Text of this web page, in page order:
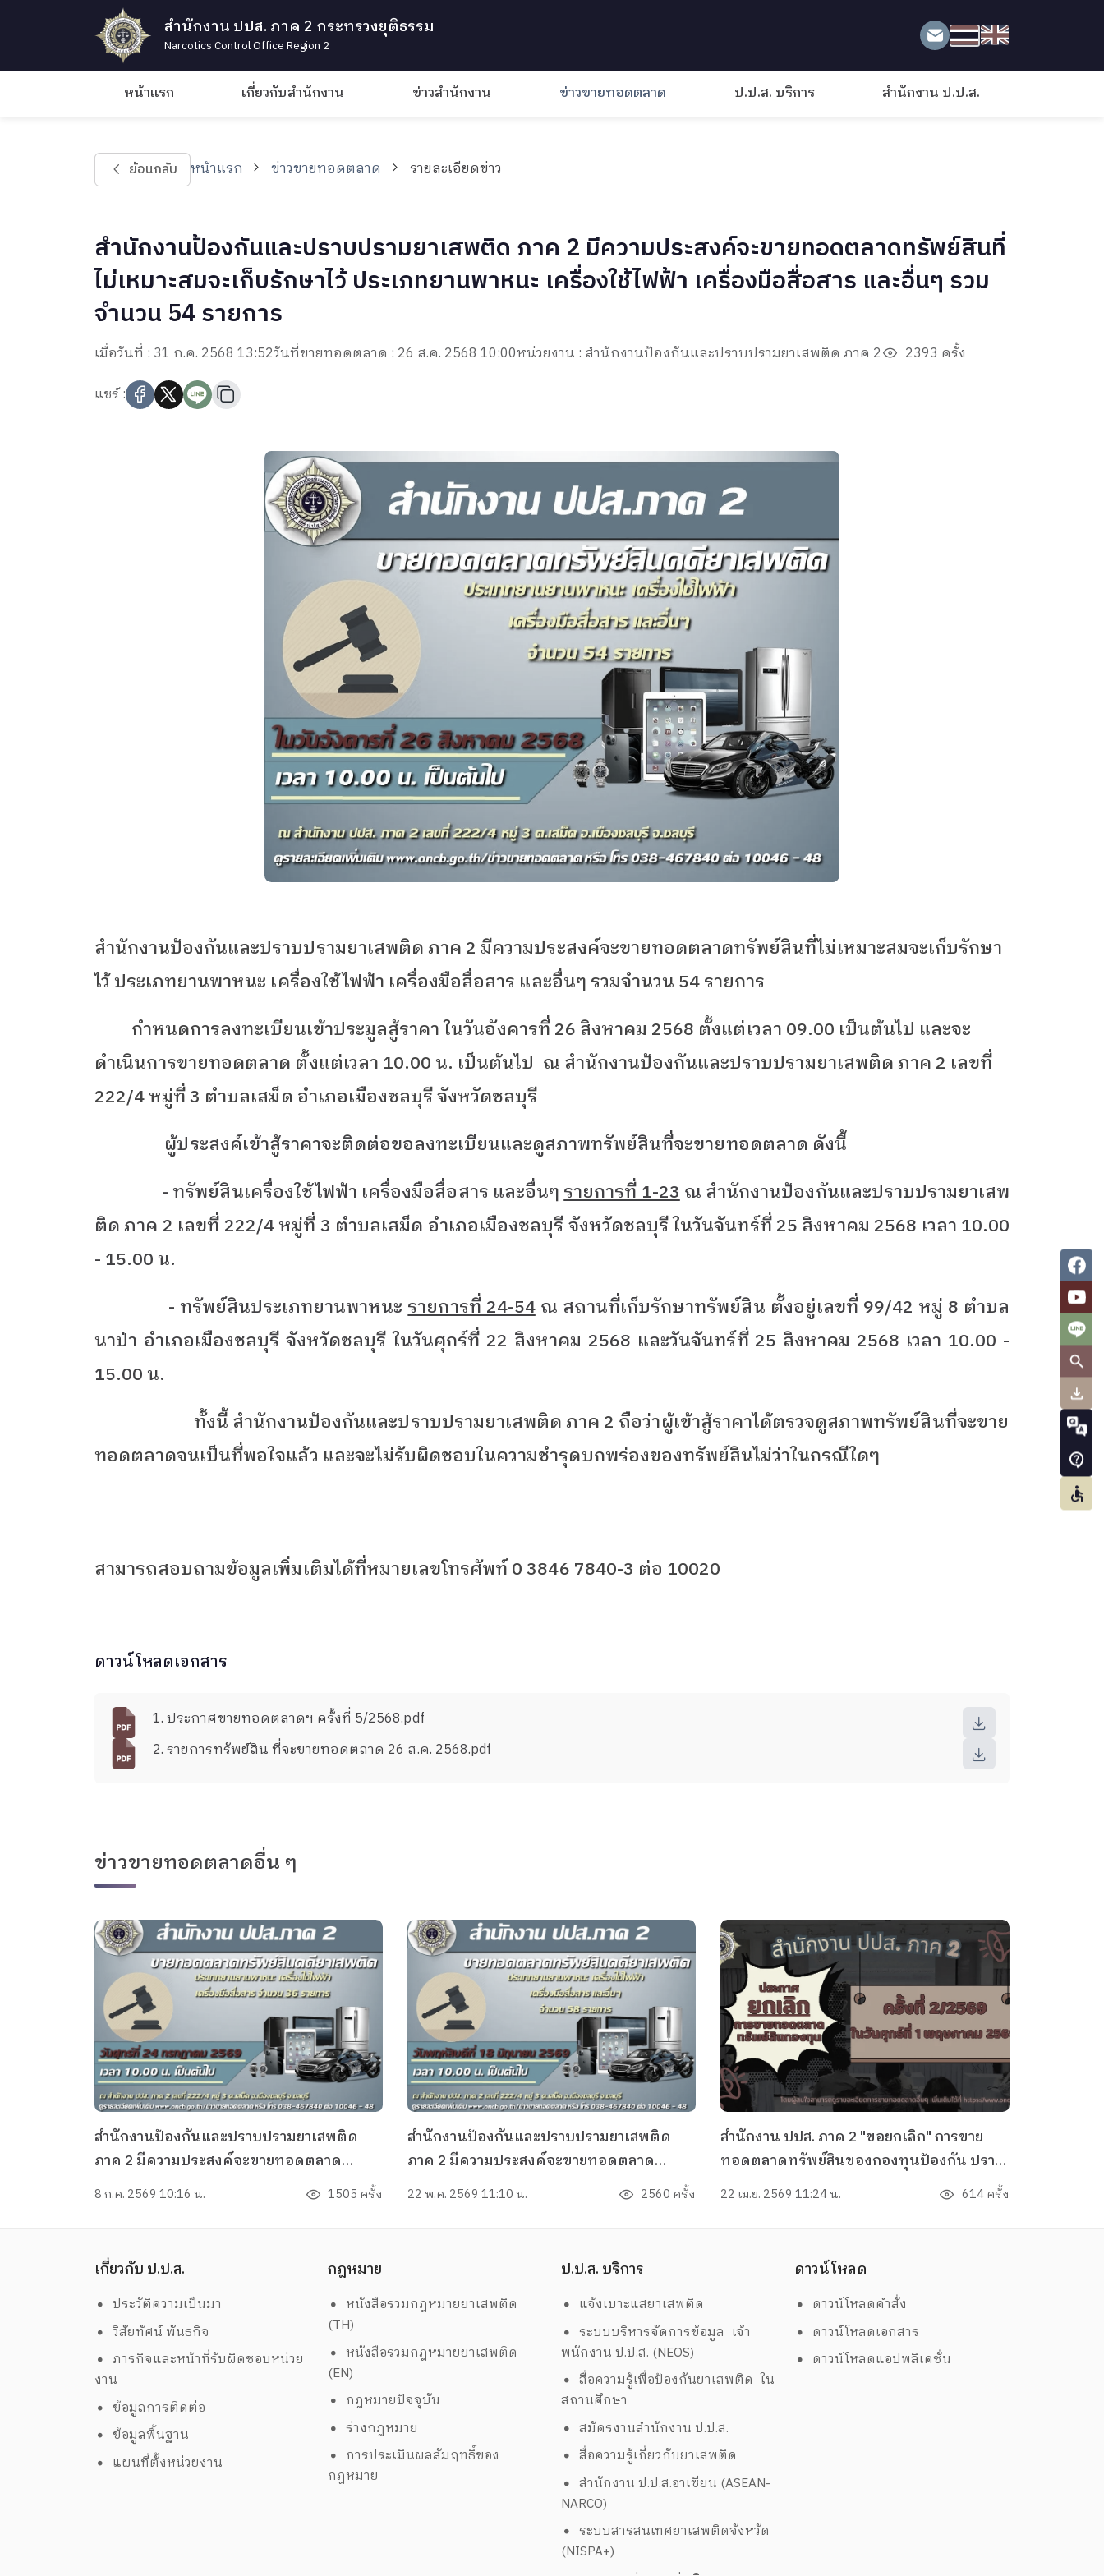
สำนักงาน ปปส. ภาค 2 กระทรวงยุติธรรม
Narcotics Control Office Region 2
หน้าแรก เกี่ยวกับสำนักงาน ข่าวสำนักงาน ข่าวขายทอดตลาด ป.ป.ส. บริการ สำนักงาน ป.ป.ส.
ย้อนกลับ หน้าแรก ข่าวขายทอดตลาด รายละเอียดข่าว
สำนักงานป้องกันและปราบปรามยาเสพติด ภาค 2 มีความประสงค์จะขายทอดตลาดทรัพย์สินที่
ไม่เหมาะสมจะเก็บรักษาไว้ ประเภทยานพาหนะ เครื่องใช้ไฟฟ้า เครื่องมือสื่อสาร และอื่นๆ รวม
จำนวน 54 รายการ
เมื่อวันที่ : 31 ก.ค. 2568 13:52วันที่ขายทอดตลาด : 26 ส.ค. 2568 10:00หน่วยงาน : สำนักงานป้องกันและปราบปรามยาเสพติด ภาค 2
2393 ครั้ง
แชร์ :
สำนักงานป้องกันและปราบปรามยาเสพติด ภาค 2มีความประสงค์จะขายทอดตลาดทรัพย์สินที่ไม่เหมาะสมจะเก็บรักษา
ไว้ ประเภทยานพาหนะ เครื่องใช้ไฟฟ้า เครื่องมือสื่อสาร และอื่นๆ รวมจำนวน 54รายการ
กำหนดการลงทะเบียนเข้าประมูลสู้ราคา ในวันอังคารที่ 26 สิงหาคม 2568 ตั้งแต่เวลา 09.00 เป็นต้นไป และจะ
ดำเนินการขายทอดตลาด ตั้งแต่เวลา 10.00 น. เป็นต้นไป ณ สำนักงานป้องกันและปราบปรามยาเสพติด ภาค 2 เลขที่
222/4หมู่ที่3 ตำบลเสม็ด อำเภอเมืองชลบุรี จังหวัดชลบุรี
ผู้ประสงค์เข้าสู้ราคาจะติดต่อขอลงทะเบียนและดูสภาพทรัพย์สินที่จะขายทอดตลาด ดังนี้
- ทรัพย์สินเครื่องใช้ไฟฟ้า เครื่องมือสื่อสาร และอื่นๆรายการที่ 1-23ณ สำนักงานป้องกันและปราบปรามยาเสพ
ติด ภาค 2 เลขที่ 222/4 หมู่ที่ 3 ตำบลเสม็ด อำเภอเมืองชลบุรี จังหวัดชลบุรี ในวันจันทร์ที่ 25 สิงหาคม 2568 เวลา 10.00
- 15.00 น.
- ทรัพย์สินประเภทยานพาหนะรายการที่ 24-54ณ สถานที่เก็บรักษาทรัพย์สิน ตั้งอยู่เลขที่ 99/42 หมู่ 8 ตำบล
นาป่า อำเภอเมืองชลบุรี จังหวัดชลบุรี ในวันศุกร์ที่ 22 สิงหาคม 2568 และวันจันทร์ที่ 25 สิงหาคม 2568 เวลา 10.00 -
15.00 น.
ทั้งนี้ สำนักงานป้องกันและปราบปรามยาเสพติด ภาค 2 ถือว่าผู้เข้าสู้ราคาได้ตรวจดูสภาพทรัพย์สินที่จะขาย
ทอดตลาดจนเป็นที่พอใจแล้ว และจะไม่รับผิดชอบในความชำรุดบกพร่องของทรัพย์สินไม่ว่าในกรณีใดๆ
สามารถสอบถามข้อมูลเพิ่มเติมได้ที่หมายเลขโทรศัพท์0 3846 7840-3 ต่อ 10020
ดาวน์โหลดเอกสาร
1. ประกาศขายทอดตลาดฯ ครั้งที่ 5/2568.pdf
2. รายการทรัพย์สิน ที่จะขายทอดตลาด 26 ส.ค. 2568.pdf
ข่าวขายทอดตลาดอื่น ๆ
สำนักงานป้องกันและปราบปรามยาเสพติด
ภาค 2 มีความประสงค์จะขายทอดตลาด
ทรัพย์สินที่ไม่เหมาะสมจะเก็บรักษาไว้ ประเภท
8 ก.ค. 2569 10:16 น. 1505 ครั้ง
สำนักงานป้องกันและปราบปรามยาเสพติด
ภาค 2 มีความประสงค์จะขายทอดตลาด
ทรัพย์สินที่ไม่เหมาะสมจะเก็บรักษาไว้ ประเภท
22 พ.ค. 2569 11:10 น. 2560 ครั้ง
สำนักงาน ปปส. ภาค 2 "ขอยกเลิก" การขาย
ทอดตลาดทรัพย์สินของกองทุนป้องกัน ปราบ
ปราม และแก้ไขปัญหายาเสพติด ครั้งที่
รายการ ในวันศุกร์ที่ 1 พฤษภาคม 2569
22 เม.ย. 2569 11:24 น. 614 ครั้ง
เกี่ยวกับ ป.ป.ส.
ประวัติความเป็นมา
วิสัยทัศน์ พันธกิจ
ภารกิจและหน้าที่รับผิดชอบหน่วย
งาน
ข้อมูลการติดต่อ
ข้อมูลพื้นฐาน
แผนที่ตั้งหน่วยงาน
กฎหมาย
หนังสือรวมกฎหมายยาเสพติด
(TH)
หนังสือรวมกฎหมายยาเสพติด
(EN)
กฎหมายปัจจุบัน
ร่างกฎหมาย
การประเมินผลสัมฤทธิ์ของ
กฎหมาย
ป.ป.ส. บริการ
แจ้งเบาะแสยาเสพติด
ระบบบริหารจัดการข้อมูล เจ้า
พนักงาน ป.ป.ส. (NEOS)
สื่อความรู้เพื่อป้องกันยาเสพติด ใน
สถานศึกษา
สมัครงานสำนักงาน ป.ป.ส.
สื่อความรู้เกี่ยวกับยาเสพติด
สำนักงาน ป.ป.ส.อาเซียน (ASEAN-
NARCO)
ระบบสารสนเทศยาเสพติดจังหวัด
(NISPA+)
ดาวน์โหลด
ดาวน์โหลดคำสั่ง
ดาวน์โหลดเอกสาร
ดาวน์โหลดแอปพลิเคชั่น